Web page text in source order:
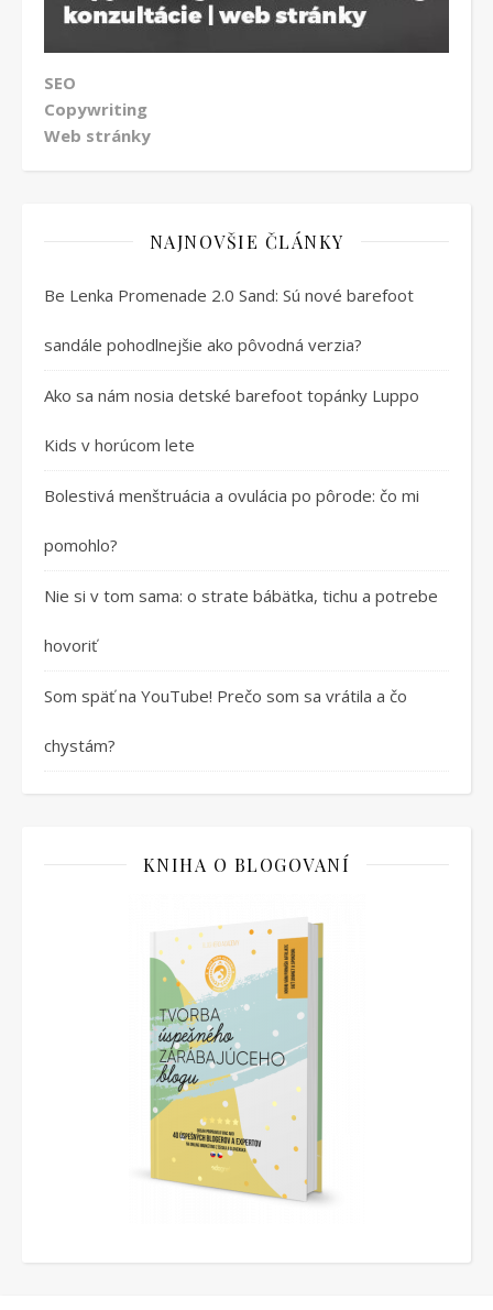
SEO
Copywriting
Web stránky
NAJNOVŠIE ČLÁNKY
Be Lenka Promenade 2.0 Sand: Sú nové barefoot
sandále pohodlnejšie ako pôvodná verzia?
Ako sa nám nosia detské barefoot topánky Luppo
Kids v horúcom lete
Bolestivá menštruácia a ovulácia po pôrode: čo mi
pomohlo?
Nie si v tom sama: o strate bábätka, tichu a potrebe
hovoriť
Som späť na YouTube! Prečo som sa vrátila a čo
chystám?
KNIHA O BLOGOVANÍ